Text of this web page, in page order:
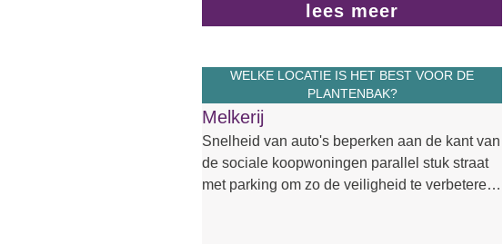
lees meer
WELKE LOCATIE IS HET BEST VOOR DE
PLANTENBAK?
Melkerij
Snelheid van auto's beperken aan de kant van
de sociale koopwoningen parallel stuk straat
met parking om zo de veiligheid te verbeteren